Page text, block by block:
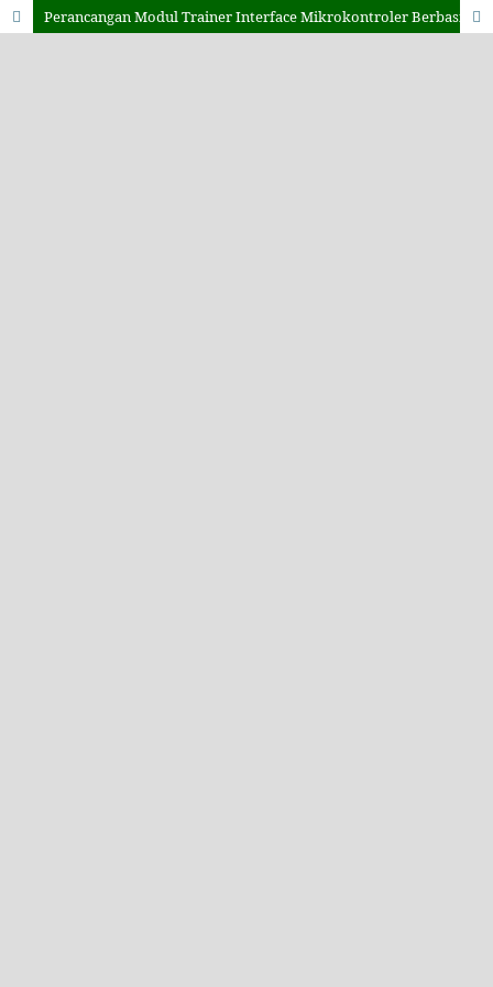
Perancangan Modul Trainer Interface Mikrokontroler Berbasis ESP32 Sebagai Media Pembelajaran Pada Mata Kuliah Embedded System